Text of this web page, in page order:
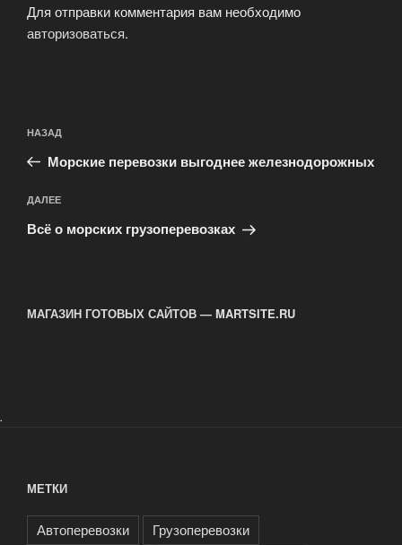
Для отправки комментария вам необходимо
авторизоваться.
по
записям
Предыдущая
запись:
НАЗАД
Морские перевозки выгоднее железнодорожных
Следующая
запись
ДАЛЕЕ
Всё о морских грузоперевозках
МАГАЗИН ГОТОВЫХ САЙТОВ — MARTSITE.RU
.
МЕТКИ
Автоперевозки
Грузоперевозки